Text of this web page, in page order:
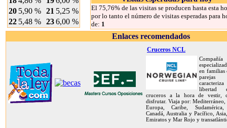
20 5,90 % 21 5,25 %
22 5,48 % 236,00 %
El 75,76% de las visitas se producen hasta esta
por lo tanto el número de visitas esperadas para
de: 1
Enlaces recomendados
Cruceros NCL
Compañía
en familias
libertad
cruceros a la hora de vestir,
disfrutar. Viaja por: Mediterráneo,
Europa, Caribe, Sudamérica,
Canadá, Australia y Pacífico,
Emiratos y Mar Rojo y